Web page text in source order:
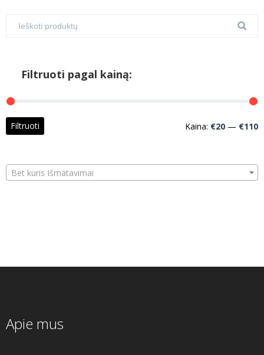
Filtruoti pagal kainą:
Filtruoti Kaina: €20 — €110
Bet kuris Išmatavimai
Apie mus